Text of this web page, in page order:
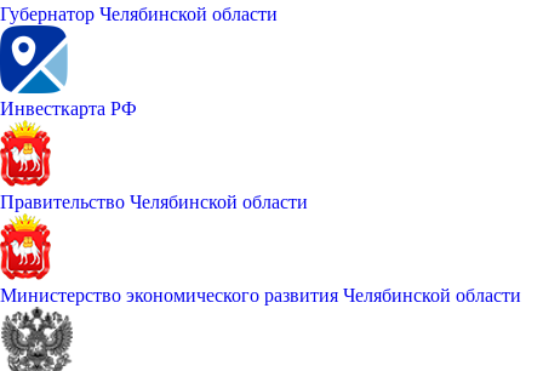
Губернатор Челябинской области
Инвесткарта РФ
Правительство Челябинской области
Министерство экономического развития Челябинской области